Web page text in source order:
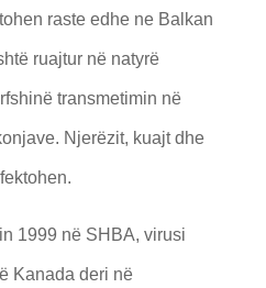
raste edhe ne Balkan
ruajtur në natyrë
transmetimin në
Njerëzit, kuajt dhe
1999 në SHBA, virusi
Kanada deri në